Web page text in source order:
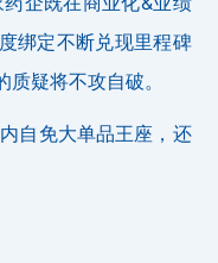
绑定不断兑现里程碑
疑将不攻自破。
自免大单品王座，还